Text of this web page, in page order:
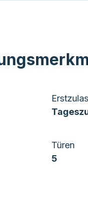
Türen
5